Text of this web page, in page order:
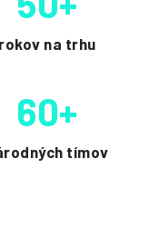
rokov na trhu
60+
tímov